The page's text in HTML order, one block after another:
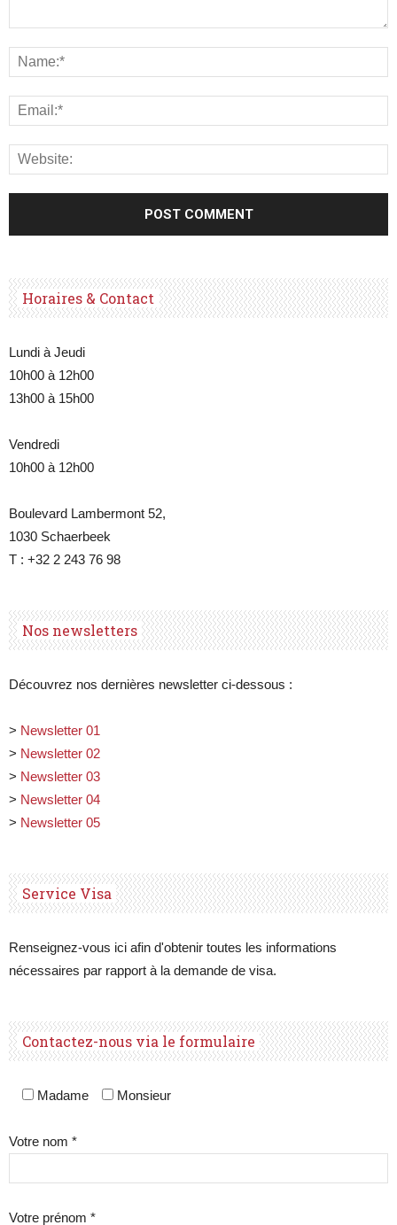
Horaires & Contact
Lundi à Jeudi
10h00 à 12h00
13h00 à 15h00
Vendredi
10h00 à 12h00
Boulevard Lambermont 52,
1030 Schaerbeek
T : +32 2 243 76 98
Nos newsletters
Découvrez nos dernières newsletter ci-dessous :
> Newsletter 01
> Newsletter 02
> Newsletter 03
> Newsletter 04
> Newsletter 05
Service Visa
Renseignez-vous ici afin d'obtenir toutes les informations
nécessaires par rapport à la demande de visa.
Contactez-nous via le formulaire
Madame Monsieur
Votre nom *
Votre prénom *